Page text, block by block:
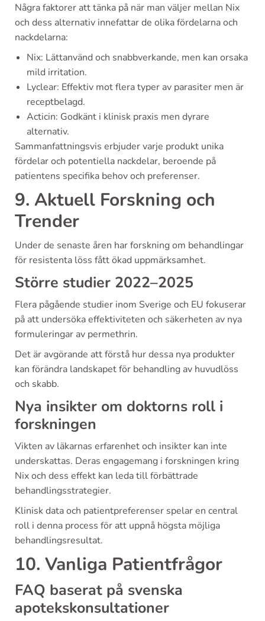
Några faktorer att tänka på när man väljer mellan Nix
och dess alternativ innefattar de olika fördelarna och
nackdelarna:
Nix: Lättanvänd och snabbverkande, men kan orsaka
mild irritation.
Lyclear: Effektiv mot flera typer av parasiter men är
receptbelagd.
Acticin: Godkänt i klinisk praxis men dyrare
alternativ.
Sammanfattningsvis erbjuder varje produkt unika
fördelar och potentiella nackdelar, beroende på
patientens specifika behov och preferenser.
9. Aktuell Forskning och
Trender
Under de senaste åren har forskning om behandlingar
för resistenta löss fått ökad uppmärksamhet.
Större studier 2022–2025
Flera pågående studier inom Sverige och EU fokuserar
på att undersöka effektiviteten och säkerheten av nya
formuleringar av permethrin.
Det är avgörande att förstå hur dessa nya produkter
kan förändra landskapet för behandling av huvudlöss
och skabb.
Nya insikter om doktorns roll i
forskningen
Vikten av läkarnas erfarenhet och insikter kan inte
underskattas. Deras engagemang i forskningen kring
Nix och dess effekt kan leda till förbättrade
behandlingsstrategier.
Klinisk data och patientpreferenser spelar en central
roll i denna process för att uppnå högsta möjliga
behandlingsresultat.
10. Vanliga Patientfrågor
FAQ baserat på svenska
apotekskonsultationer